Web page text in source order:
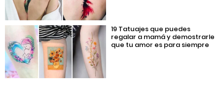
19 Tatuajes que puedes
regalar a mamá y demostrarle
que tu amor es para siempre